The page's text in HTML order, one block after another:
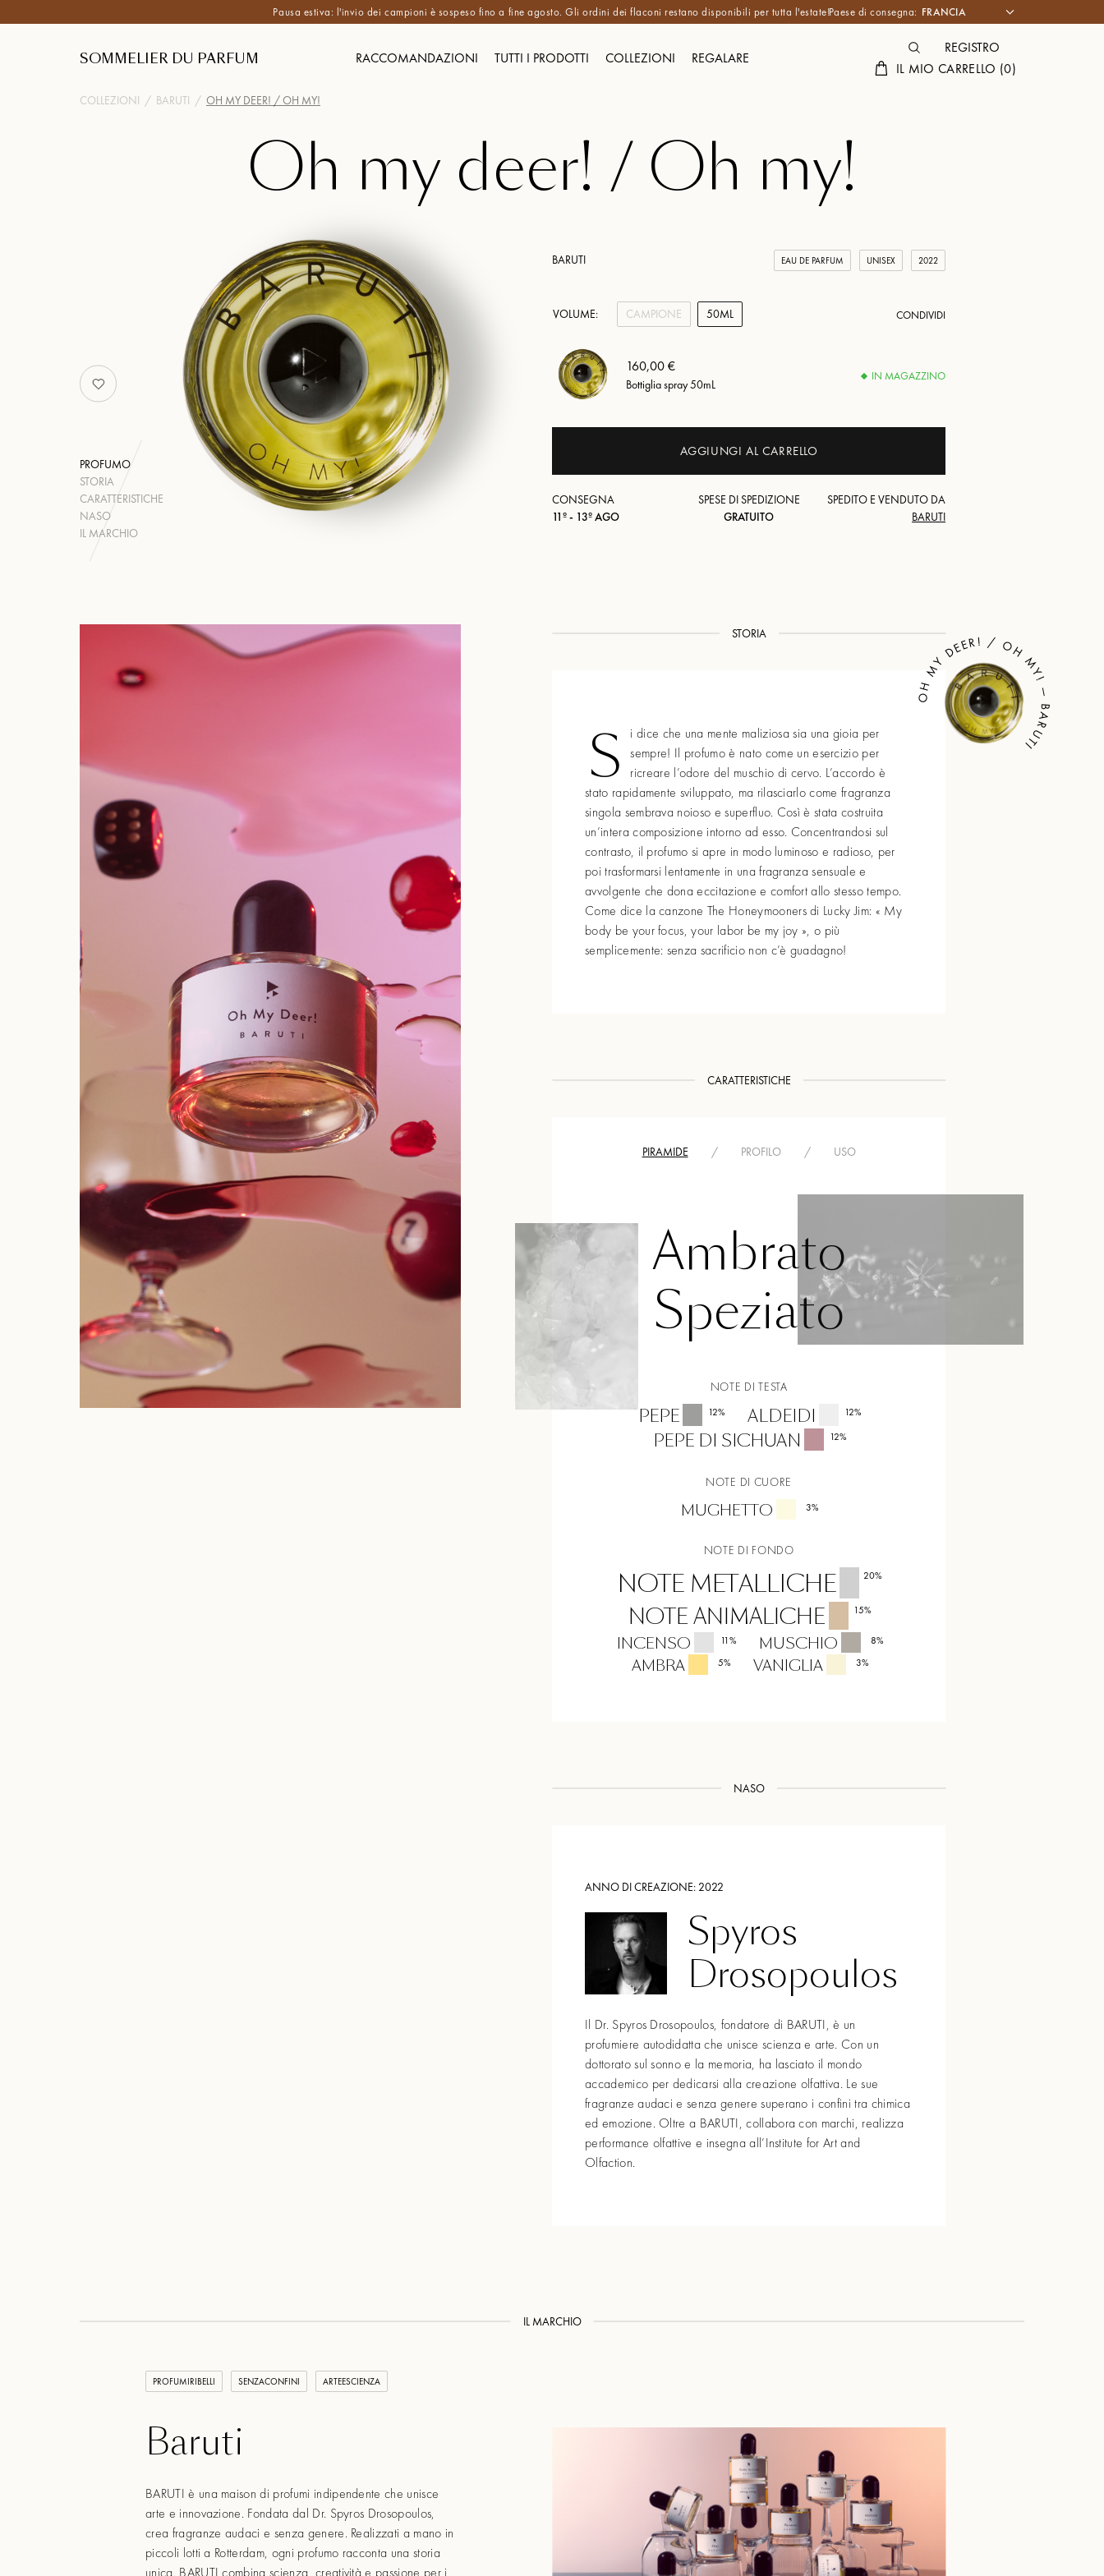
Pausa estiva: l'invio dei campioni è sospeso fino a fine agosto. Gli ordini dei flaconi restano disponibili per tutta l'estate!Paese di consegna:
SOMMELIER DU PARFUM RACCOMANDAZIONI TUTTI I PRODOTTI COLLEZIONI REGALARE
REGISTRO
IL MIO CARRELLO (0)
COLLEZIONI / BARUTI / OH MY DEER! / OH MY!
Oh my deer! / Oh my!
PROFUMO
STORIA
CARATTERISTICHE
NASO
IL MARCHIO
BARUTI EAU DE PARFUM UNISEX 2022
VOLUME: CAMPIONE 50ML CONDIVIDI
160,00 €
Bottiglia spray 50mL
IN MAGAZZINO
AGGIUNGI AL CARRELLO
CONSEGNA
11º - 13º AGO
SPESE DI SPEDIZIONE
GRATUITO
SPEDITO E VENDUTO DA
BARUTI
STORIA
S
i dice che una mente maliziosa sia una gioia per
sempre! Il profumo è nato come un esercizio per
ricreare l’odore del muschio di cervo. L’accordo è
stato rapidamente sviluppato, ma rilasciarlo come fragranza
singola sembrava noioso e superfluo. Così è stata costruita
un’intera composizione intorno ad esso. Concentrandosi sul
contrasto, il profumo si apre in modo luminoso e radioso, per
poi trasformarsi lentamente in una fragranza sensuale e
avvolgente che dona eccitazione e comfort allo stesso tempo.
Come dice la canzone The Honeymooners di Lucky Jim: « My
body be your focus, your labor be my joy », o più
semplicemente: senza sacrificio non c’è guadagno!
OH MY DEER! / OH MY! — BARUTI
CARATTERISTICHE
PIRAMIDE / PROFILO / USO
Ambrato
Speziato
NOTE DI TESTA
PEPE 12% ALDEIDI 12%
PEPE DI SICHUAN 12%
NOTE DI CUORE
MUGHETTO 3%
NOTE DI FONDO
NOTE METALLICHE 20%
NOTE ANIMALICHE 15%
INCENSO 11% MUSCHIO 8%
AMBRA 5% VANIGLIA 3%
NASO
ANNO DI CREAZIONE: 2022
Spyros
Drosopoulos
Il Dr. Spyros Drosopoulos, fondatore di BARUTI, è un
profumiere autodidatta che unisce scienza e arte. Con un
dottorato sul sonno e la memoria, ha lasciato il mondo
accademico per dedicarsi alla creazione olfattiva. Le sue
fragranze audaci e senza genere superano i confini tra chimica
ed emozione. Oltre a BARUTI, collabora con marchi, realizza
performance olfattive e insegna all’Institute for Art and
Olfaction.
IL MARCHIO
PROFUMIRIBELLI SENZACONFINI ARTEESCIENZA
Baruti
BARUTI è una maison di profumi indipendente che unisce
arte e innovazione. Fondata dal Dr. Spyros Drosopoulos,
crea fragranze audaci e senza genere. Realizzati a mano in
piccoli lotti a Rotterdam, ogni profumo racconta una storia